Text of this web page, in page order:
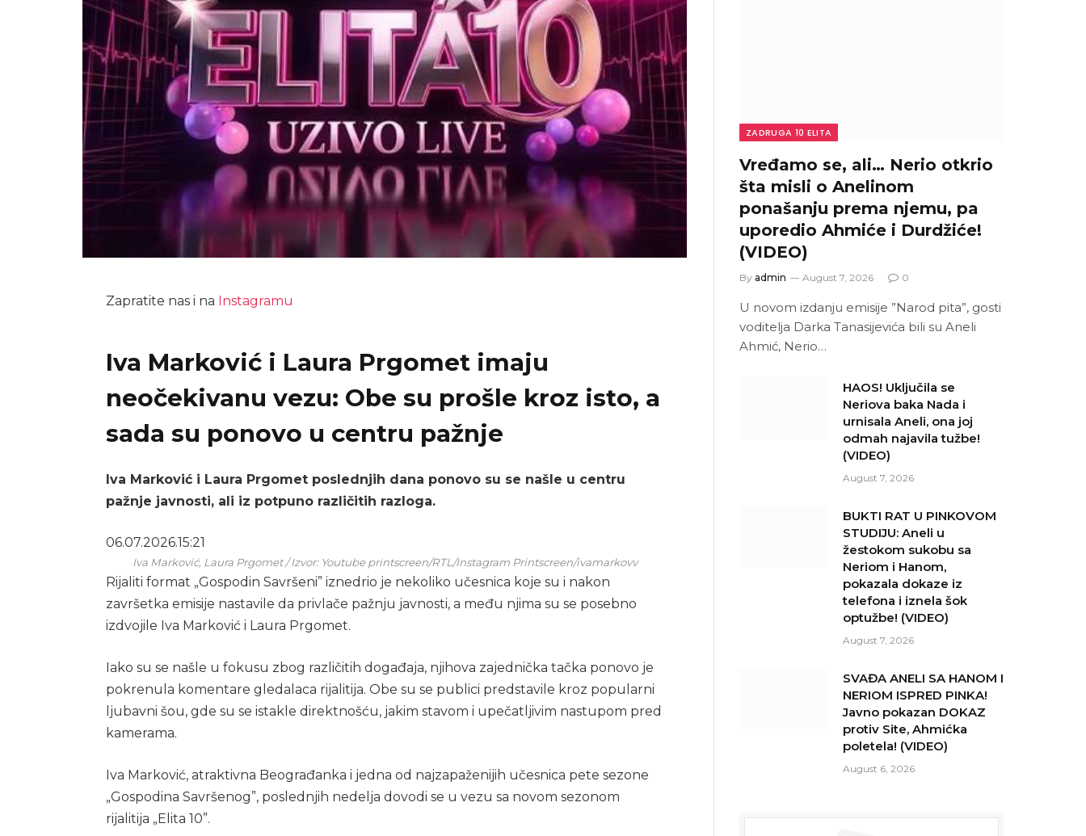
Zapratite nas i na Instagramu
Iva Marković i Laura Prgomet imaju
neočekivanu vezu: Obe su prošle kroz isto, a
sada su ponovo u centru pažnje
Iva Marković i Laura Prgomet poslednjih dana ponovo su se našle u centru
pažnje javnosti, ali iz potpuno različitih razloga.
06.07.2026.15:21
Iva Marković, Laura Prgomet / Izvor: Youtube printscreen/RTL/Instagram Printscreen/ivamarkovv
Rijaliti format „Gospodin Savršeni” iznedrio je nekoliko učesnica koje su i nakon
završetka emisije nastavile da privlače pažnju javnosti, a među njima su se posebno
izdvojile Iva Marković i Laura Prgomet.
Iako su se našle u fokusu zbog različitih događaja, njihova zajednička tačka ponovo je
pokrenula komentare gledalaca rijalitija. Obe su se publici predstavile kroz popularni
ljubavni šou, gde su se istakle direktnošću, jakim stavom i upečatljivim nastupom pred
kamerama.
Iva Marković, atraktivna Beograđanka i jedna od najzapaženijih učesnica pete sezone
„Gospodina Savršenog”, poslednjih nedelja dovodi se u vezu sa novom sezonom
rijalitija „Elita 10”.
ZADRUGA 10 ELITA
Vređamo se, ali… Nerio otkrio
šta misli o Anelinom
ponašanju prema njemu, pa
uporedio Ahmiće i Durdžiće!
(VIDEO)
By admin August 7, 2026 0
U novom izdanju emisije ”Narod pita”, gosti
voditelja Darka Tanasijevića bili su Aneli
Ahmić, Nerio…
HAOS! Uključila se
Neriova baka Nada i
urnisala Aneli, ona joj
odmah najavila tužbe!
(VIDEO)
August 7, 2026
BUKTI RAT U PINKOVOM
STUDIJU: Aneli u
žestokom sukobu sa
Neriom i Hanom,
pokazala dokaze iz
telefona i iznela šok
optužbe! (VIDEO)
August 7, 2026
SVAĐA ANELI SA HANOM I
NERIOM ISPRED PINKA!
Javno pokazan DOKAZ
protiv Site, Ahmićka
poletela! (VIDEO)
August 6, 2026